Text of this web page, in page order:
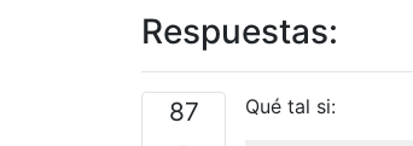
Respuestas:
87 Qué tal si: